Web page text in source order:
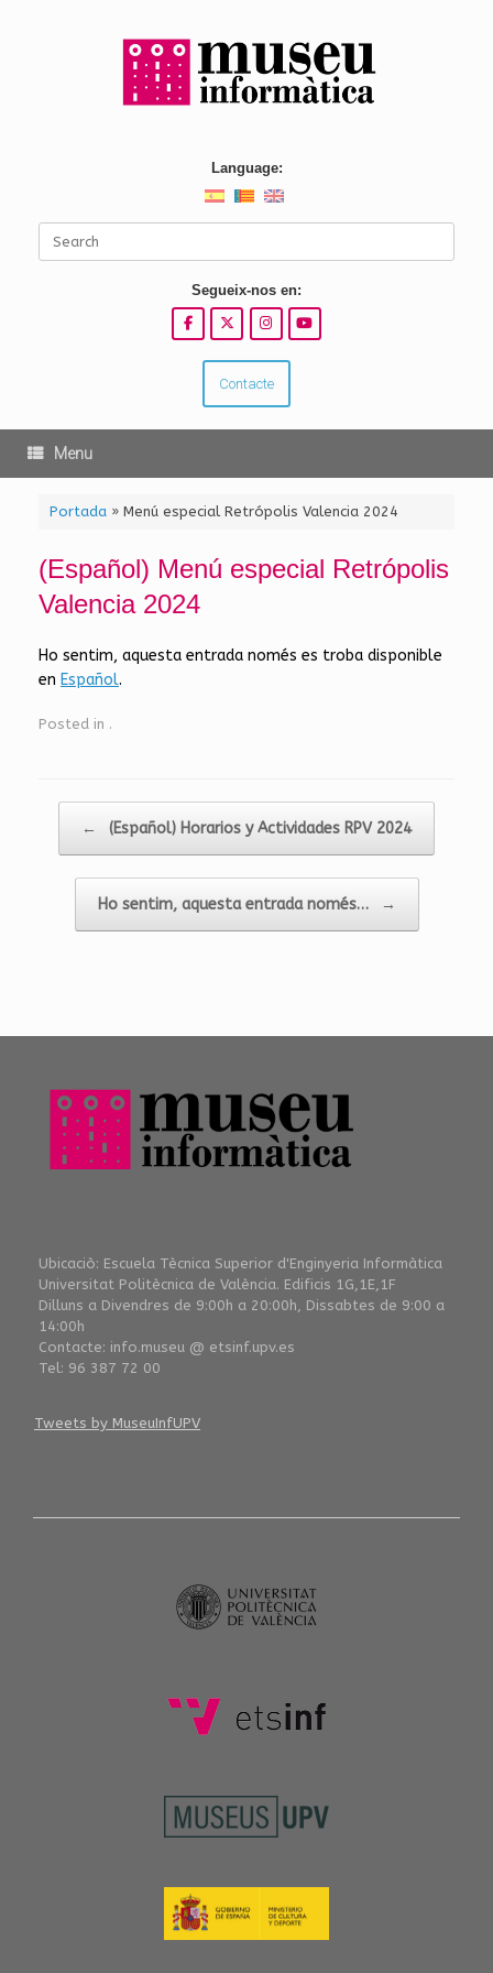
Language:
Segueix-nos en:
Contacte
Menu
Portada» Menú especial Retrópolis Valencia 2024
(Español) Menú especial Retrópolis
Valencia 2024
Ho sentim, aquesta entrada només es troba disponible
en Español.
Posted in .
← (Español) Horarios y Actividades RPV 2024
Ho sentim, aquesta entrada només… →
Ubicaciò: Escuela Tècnica Superior d'Enginyeria Informàtica
Universitat Politècnica de València. Edificis 1G,1E,1F
Dilluns a Divendres de 9:00h a 20:00h, Dissabtes de 9:00 a
14:00h
Contacte: info.museu @ etsinf.upv.es
Tel: 96 387 72 00
Tweets by MuseuInfUPV